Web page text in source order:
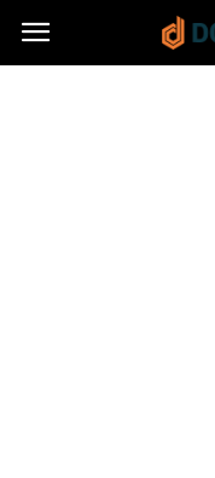
Dominikum.pl